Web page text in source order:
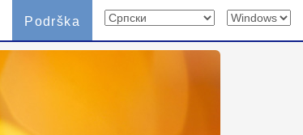
Podrška